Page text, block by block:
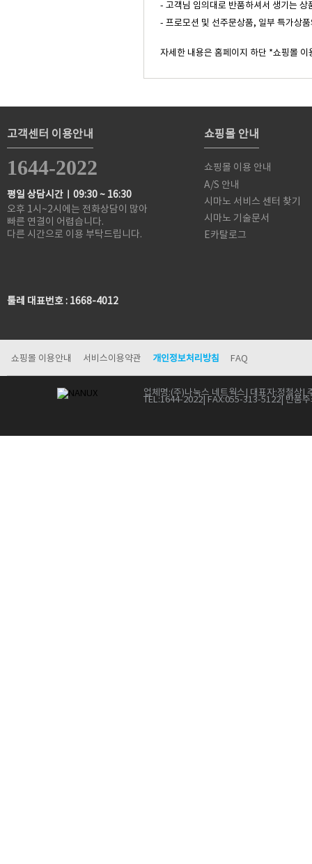
- 고객님 임의대로 반품하셔서 생기는 상
- 프로모션 및 선주문상품, 일부 특가상
자세한 내용은 홈페이지 하단 *쇼핑몰
고객센터 이용안내
1644-2022
평일 상담시간ㅣ09:30 ~ 16:30
오후 1시~2시에는 전화상담이 많아
빠른 연결이 어렵습니다.
다른 시간으로 이용 부탁드립니다.
툴레 대표번호 : 1668-4012
쇼핑몰 안내
쇼핑몰 이용 안내
A/S 안내
시마노 서비스 센터 찾기
시마노 기술문서
E카탈로그
쇼핑몰 이용안내 서비스이용약관 개인정보처리방침 FAQ
업체명:(주)나눅스 네트웍스 | 대표자:정철상|
TEL:1644-2022 | FAX:055-313-5122 | 반품